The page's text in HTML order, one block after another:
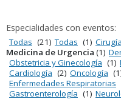
Especialidades con eventos:
Todas (21) Todas (1)
Medicina de Urgencia (1)
Obstetricia y Ginecología (1)
Cardiología (2) Oncología
Enfermedades Respiratorias
Gastroenterología (1)